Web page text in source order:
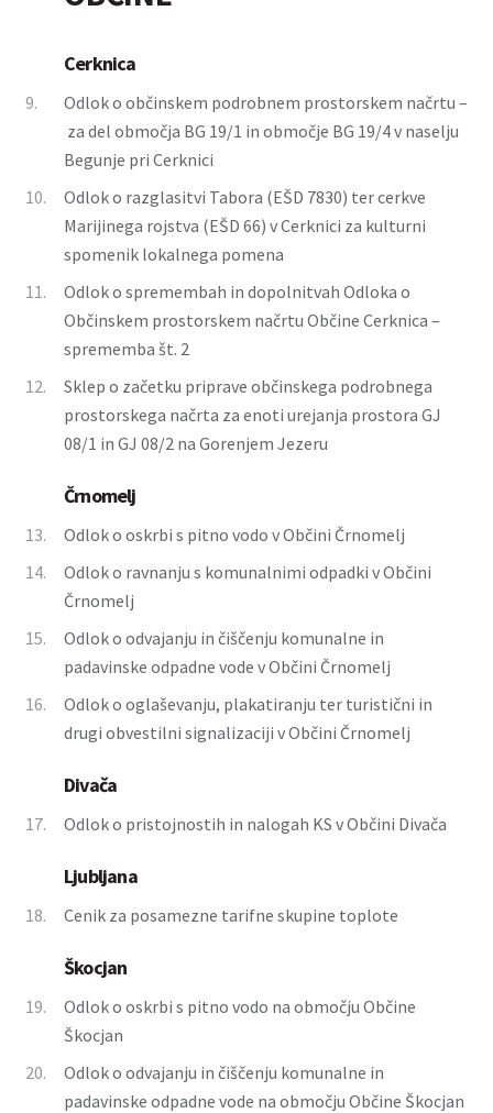
Cerknica
9.
Odlok o občinskem podrobnem prostorskem načrtu –
za del območja BG 19/1 in območje BG 19/4 v naselju
Begunje pri Cerknici
10.
Odlok o razglasitvi Tabora (EŠD 7830) ter cerkve
Marijinega rojstva (EŠD 66) v Cerknici za kulturni
spomenik lokalnega pomena
11.
Odlok o spremembah in dopolnitvah Odloka o
Občinskem prostorskem načrtu Občine Cerknica –
sprememba št. 2
12.
Sklep o začetku priprave občinskega podrobnega
prostorskega načrta za enoti urejanja prostora GJ
08/1 in GJ 08/2 na Gorenjem Jezeru
Črnomelj
13.
Odlok o oskrbi s pitno vodo v Občini Črnomelj
14.
Odlok o ravnanju s komunalnimi odpadki v Občini
Črnomelj
15.
Odlok o odvajanju in čiščenju komunalne in
padavinske odpadne vode v Občini Črnomelj
16.
Odlok o oglaševanju, plakatiranju ter turistični in
drugi obvestilni signalizaciji v Občini Črnomelj
Divača
17. Odlok o pristojnostih in nalogah KS v Občini Divača
Ljubljana
18. Cenik za posamezne tarifne skupine toplote
Škocjan
19.
Odlok o oskrbi s pitno vodo na območju Občine
Škocjan
20.
Odlok o odvajanju in čiščenju komunalne in
padavinske odpadne vode na območju Občine Škocjan